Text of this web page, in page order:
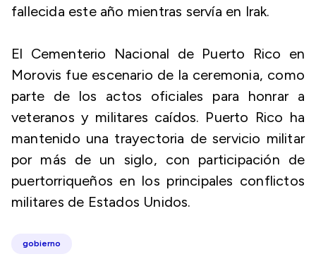
fallecida este año mientras servía en Irak.
El Cementerio Nacional de Puerto Rico en
Morovis fue escenario de la ceremonia, como
parte de los actos oficiales para honrar a
veteranos y militares caídos. Puerto Rico ha
mantenido una trayectoria de servicio militar
por más de un siglo, con participación de
puertorriqueños en los principales conflictos
militares de Estados Unidos.
gobierno